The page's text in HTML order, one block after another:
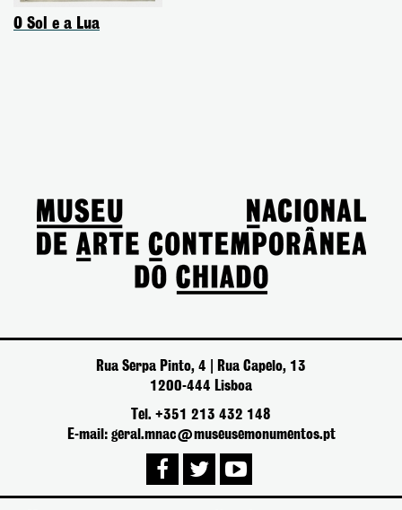
O Sol e a Lua
Rua Serpa Pinto, 4 | Rua Capelo, 13
1200-444 Lisboa
Tel. +351 213 432 148
E-mail: geral.mnac@museusemonumentos.pt